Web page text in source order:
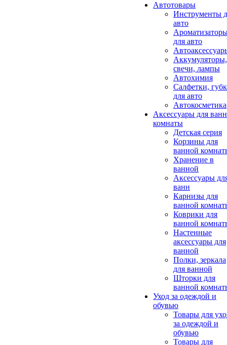
Автотовары
Инструменты
авто
для авто
Аккумуляторы,
свечи, лампы
Автохимия
Салфетки,
для авто
Автокосметика
Аксессуары для
комнаты
Детская серия
Корзины для
ванной
Хранение в
ванной
Аксессуары
ванн
Карнизы для
ванной
Коврики для
ванной
Настенные
аксессуары для
ванной
Полки, зеркала
для ванной
Шторки для
ванной
Уход за одеждой и
обувью
Товары для
за одеждой и
обувью
Товары для